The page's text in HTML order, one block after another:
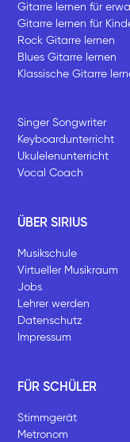
Gitarre lernen für
Gitarre lernen für
Rock Gitarre lernen
Blues Gitarre lernen
Klassische Gitarre
Singer Songwriter
Keyboardunterricht
Ukulelenunterricht
Vocal Coach
ÜBER SIRIUS
Musikschule
Virtueller Musikraum
Jobs
Lehrer werden
Datenschutz
Impressum
FÜR SCHÜLER
Stimmgerät
Metronom